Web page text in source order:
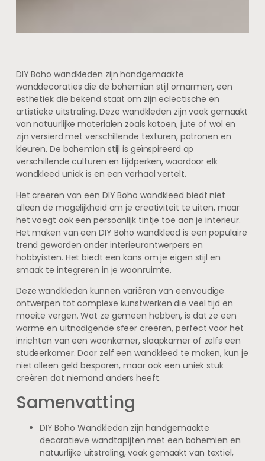
DIY Boho wandkleden zijn handgemaakte
wanddecoraties die de bohemian stijl omarmen, een
esthetiek die bekend staat om zijn eclectische en
artistieke uitstraling. Deze wandkleden zijn vaak gemaakt
van natuurlijke materialen zoals katoen, jute of wol en
zijn versierd met verschillende texturen, patronen en
kleuren. De bohemian stijl is geïnspireerd op
verschillende culturen en tijdperken, waardoor elk
wandkleed uniek is en een verhaal vertelt.
Het creëren van een DIY Boho wandkleed biedt niet
alleen de mogelijkheid om je creativiteit te uiten, maar
het voegt ook een persoonlijk tintje toe aan je interieur.
Het maken van een DIY Boho wandkleed is een populaire
trend geworden onder interieurontwerpers en
hobbyisten. Het biedt een kans om je eigen stijl en
smaak te integreren in je woonruimte.
Deze wandkleden kunnen variëren van eenvoudige
ontwerpen tot complexe kunstwerken die veel tijd en
moeite vergen. Wat ze gemeen hebben, is dat ze een
warme en uitnodigende sfeer creëren, perfect voor het
inrichten van een woonkamer, slaapkamer of zelfs een
studeerkamer. Door zelf een wandkleed te maken, kun je
niet alleen geld besparen, maar ook een uniek stuk
creëren dat niemand anders heeft.
Samenvatting
DIY Boho Wandkleden zijn handgemaakte
decoratieve wandtapijten met een bohemien en
natuurlijke uitstraling, vaak gemaakt van textiel,